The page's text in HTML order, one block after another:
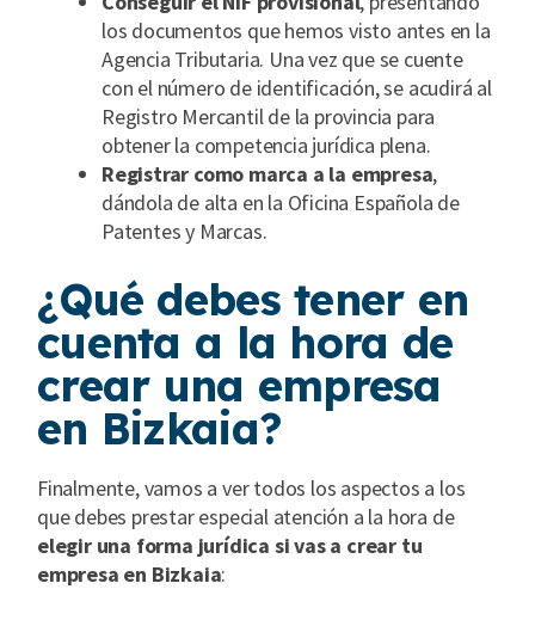
los documentos que hemos visto antes en la
Agencia Tributaria. Una vez que se cuente
con el número de identificación, se acudirá al
Registro Mercantil de la provincia para
obtener la competencia jurídica plena.
Registrar como marca a la empresa,
dándola de alta en la Oficina Española de
Patentes y Marcas.
¿Qué debes tener en
cuenta a la hora de
crear una empresa
en Bizkaia?
Finalmente, vamos a ver todos los aspectos a los
que debes prestar especial atención a la hora de
elegir una forma jurídica si vas a crear tu
empresa en Bizkaia: